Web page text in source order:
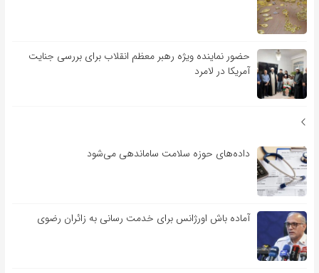
حضور نماینده ویژه رهبر معظم انقلاب برای بررسی جنایت
آمریکا در لامرد
داده‌های حوزه سلامت ساماندهی می‌شود
آماده باش اورژانس برای خدمت رسانی به زائران رضوی